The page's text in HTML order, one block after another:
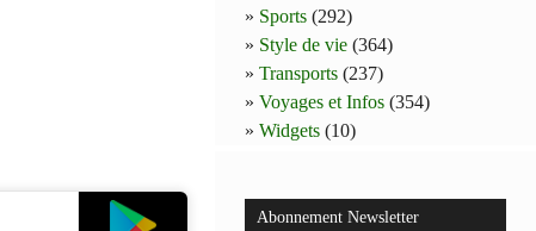
Sports (292)
Style de vie (364)
Transports (237)
Voyages et Infos (354)
Widgets (10)
Abonnement Newsletter